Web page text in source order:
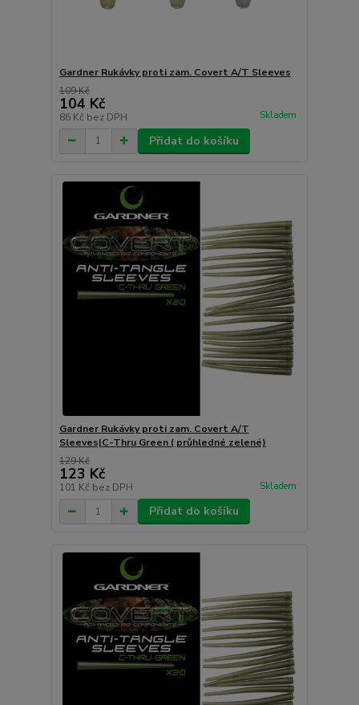
Gardner Rukávky proti zam. Covert A/T Sleeves
109 Kč
104 Kč
86 Kč bez DPH Skladem
Přidat do košíku
Gardner Rukávky proti zam. Covert A/T
Sleeves|C-Thru Green ( průhledné zelené)
129 Kč
123 Kč
101 Kč bez DPH Skladem
Přidat do košíku